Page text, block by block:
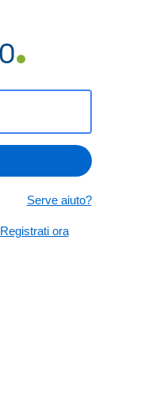
Serve aiuto?
Registrati ora